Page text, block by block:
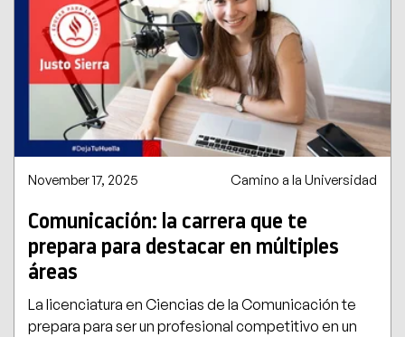
November 17, 2025 Camino a la Universidad
Comunicación: la carrera que te
prepara para destacar en múltiples
áreas
La licenciatura en Ciencias de la Comunicación te
prepara para ser un profesional competitivo en un